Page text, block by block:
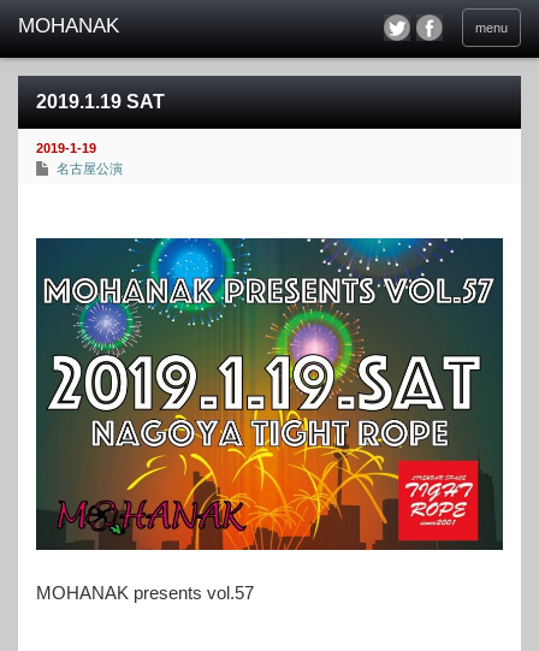
menu
2019.1.19 SAT
2019-1-19
名古屋公演
MOHANAK presents vol.57